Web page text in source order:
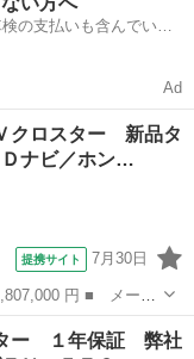
ー 前後／ヘッドラ
ンプ ＬＥＤ／ＵＳ
の支払いも含んでいる
Ad
クロスター 新品タ
ナビ／ホン…
提携サイト 7月30日
ド名： ｅＨＥＶ
／ホンダセンシン
ー １年保証 弊社